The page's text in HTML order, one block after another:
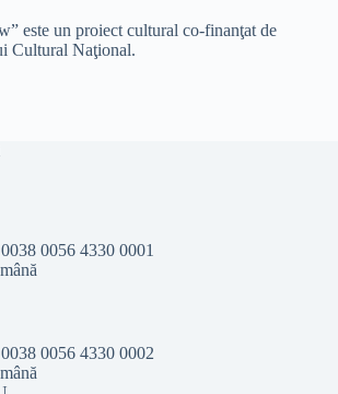
este un proiect cultural co-finanţat de
Cultural Naţional.
0056 4330 0001
0056 4330 0002